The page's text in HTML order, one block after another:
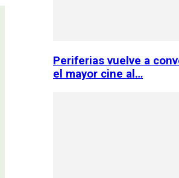
Periferias vuelve a
el mayor cine al…